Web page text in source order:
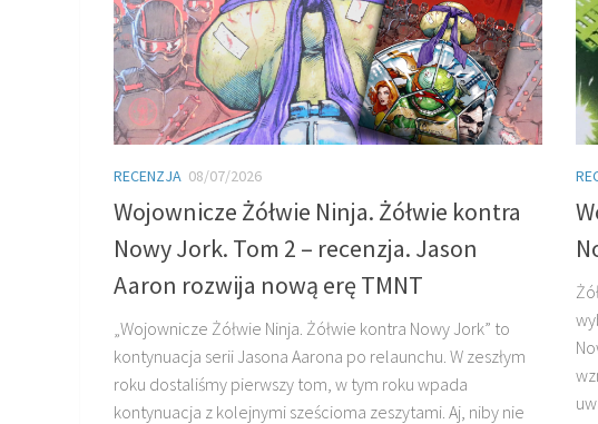
RECENZJA 08/07/2026
Wojownicze Żółwie Ninja. Żółwie kontra
Nowy Jork. Tom 2 – recenzja. Jason
Aaron rozwija nową erę TMNT
„Wojownicze Żółwie Ninja. Żółwie kontra Nowy Jork” to
kontynuacja serii Jasona Aarona po relaunchu. W zeszłym
roku dostaliśmy pierwszy tom, w tym roku wpada
kontynuacja z kolejnymi sześcioma zeszytami. Aj, niby nie